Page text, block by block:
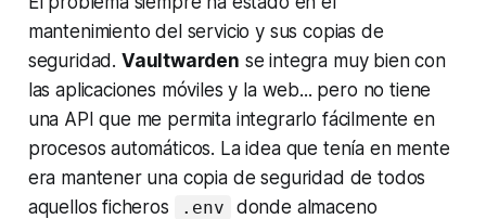
mantenimiento del servicio y sus copias de
seguridad. Vaultwarden se integra muy bien con
las aplicaciones móviles y la web... pero no tiene
una API que me permita integrarlo fácilmente en
procesos automáticos. La idea que tenía en mente
era mantener una copia de seguridad de todos
aquellos ficheros
.env
donde almaceno